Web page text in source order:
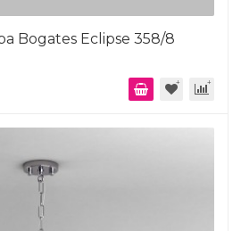
Bogates Eclipse 358/8